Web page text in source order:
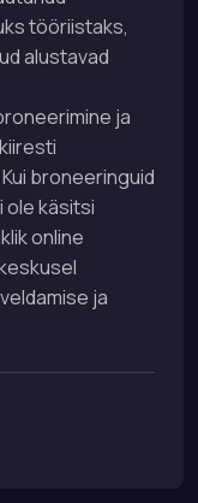
tööriistaks,
alustavad
ja
broneeringuid
ole käsitsi
online
ja